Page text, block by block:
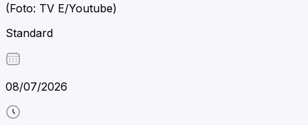
(Foto: TV E/Youtube)
Standard
08/07/2026